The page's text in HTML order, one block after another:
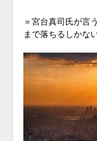
＝宮台真司氏が言
まで落ちるしかな